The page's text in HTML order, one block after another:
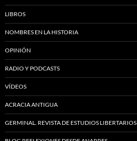
LIBROS
NOMBRES EN LA HISTORIA
OPINIÓN
RADIO Y PODCASTS
VÍDEOS
ACRACIA ANTIGUA
GERMINAL. REVISTA DE ESTUDIOS LIBERTARIOS